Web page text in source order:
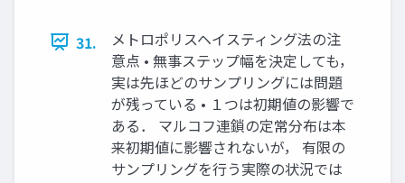
31.
メトロポリスヘイスティング法の注
意点 • 無事ステップ幅を決定しても，
実は先ほどのサンプリングには問題
が残っている • １つは初期値の影響で
ある． マルコフ連鎖の定常分布は本
来初期値に影響されないが， 有限の
サンプリングを行う実際の状況では